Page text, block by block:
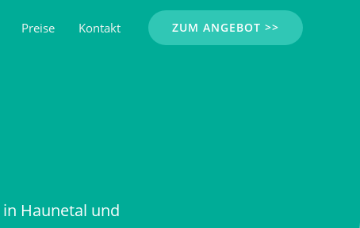
Preise Kontakt ZUM ANGEBOT >>
Haunetal und